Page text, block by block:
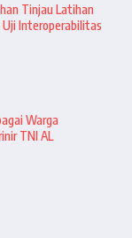
Tinjau Latihan
Interoperabilitas
Warga
TNI AL